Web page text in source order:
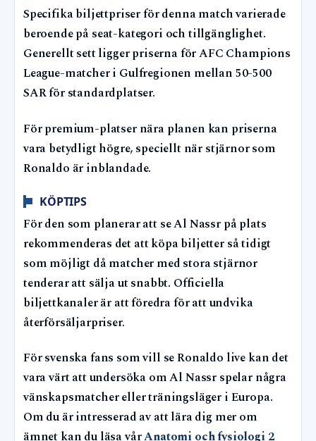
Specifika biljettpriser för denna match varierade
beroende på seat-kategori och tillgänglighet.
Generellt sett ligger priserna för AFC Champions
League-matcher i Gulfregionen mellan 50-500
SAR för standardplatser.
För premium-platser nära planen kan priserna
vara betydligt högre, speciellt när stjärnor som
Ronaldo är inblandade.
KÖPTIPS
För den som planerar att se Al Nassr på plats
rekommenderas det att köpa biljetter så tidigt
som möjligt då matcher med stora stjärnor
tenderar att sälja ut snabbt. Officiella
biljettkanaler är att föredra för att undvika
återförsäljarpriser.
För svenska fans som vill se Ronaldo live kan det
vara värt att undersöka om Al Nassr spelar några
vänskapsmatcher eller träningsläger i Europa.
Om du är intresserad av att lära dig mer om
ämnet kan du läsa vårAnatomi och fysiologi 2